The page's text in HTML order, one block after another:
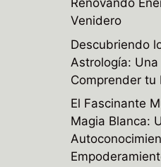
Renovando
Venidero
Descubriendo
Astrología: Una
Comprender tu
El Fascinante
Magia Blanca: